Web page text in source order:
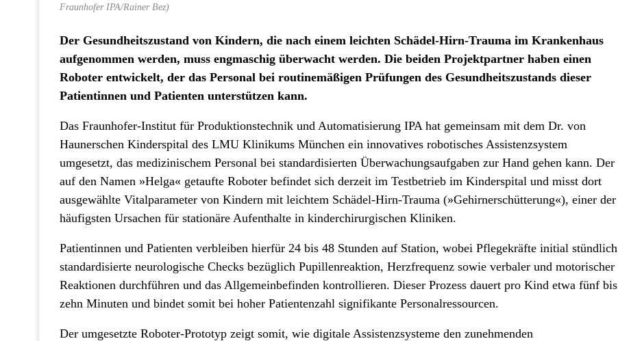
Fraunhofer IPA/Rainer Bez)
Der Gesundheitszustand von Kindern, die nach einem leichten Schädel-Hirn-Trauma im Krankenhaus
aufgenommen werden, muss engmaschig überwacht werden. Die beiden Projektpartner haben einen
Roboter entwickelt, der das Personal bei routinemäßigen Prüfungen des Gesundheitszustands dieser
Patientinnen und Patienten unterstützen kann.
Das Fraunhofer-Institut für Produktionstechnik und Automatisierung IPA hat gemeinsam mit dem Dr. von
Haunerschen Kinderspital des LMU Klinikums München ein innovatives robotisches Assistenzsystem
umgesetzt, das medizinischem Personal bei standardisierten Überwachungsaufgaben zur Hand gehen kann. Der
auf den Namen »Helga« getaufte Roboter befindet sich derzeit im Testbetrieb im Kinderspital und misst dort
ausgewählte Vitalparameter von Kindern mit leichtem Schädel-Hirn-Trauma (»Gehirnerschütterung«), einer der
häufigsten Ursachen für stationäre Aufenthalte in kinderchirurgischen Kliniken.
Patientinnen und Patienten verbleiben hierfür 24 bis 48 Stunden auf Station, wobei Pflegekräfte initial stündlich
standardisierte neurologische Checks bezüglich Pupillenreaktion, Herzfrequenz sowie verbaler und motorischer
Reaktionen durchführen und das Allgemeinbefinden kontrollieren. Dieser Prozess dauert pro Kind etwa fünf bis
zehn Minuten und bindet somit bei hoher Patientenzahl signifikante Personalressourcen.
Der umgesetzte Roboter-Prototyp zeigt somit, wie digitale Assistenzsysteme den zunehmenden